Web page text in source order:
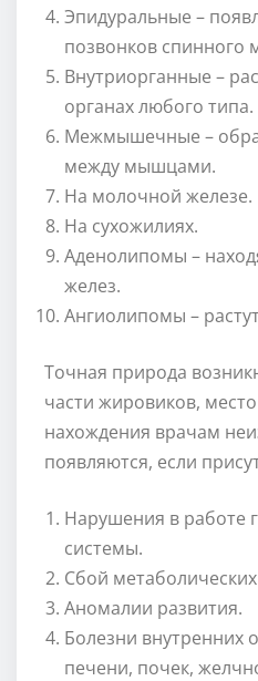
Эпидуральные –
позвонков спинного
Внутриорганные –
органах любого типа.
Межмышечные –
между мышцами.
На молочной железе.
На сухожилиях.
Аденолипомы –
желез.
Ангиолипомы –
Точная природа
части жировиков,
нахождения врачам
появляются, если
Нарушения в работе
системы.
Сбой
Аномалии развития.
Болезни внутренних
печени, почек,